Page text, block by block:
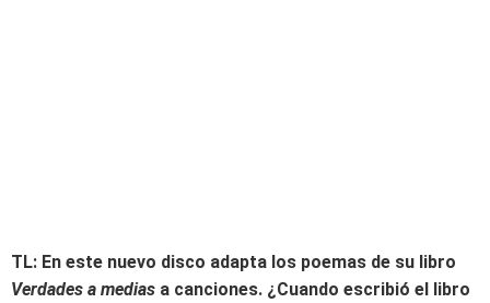
TL: En este nuevo disco adapta los poemas de su libro
Verdades a medias a canciones. ¿Cuando escribió el libro